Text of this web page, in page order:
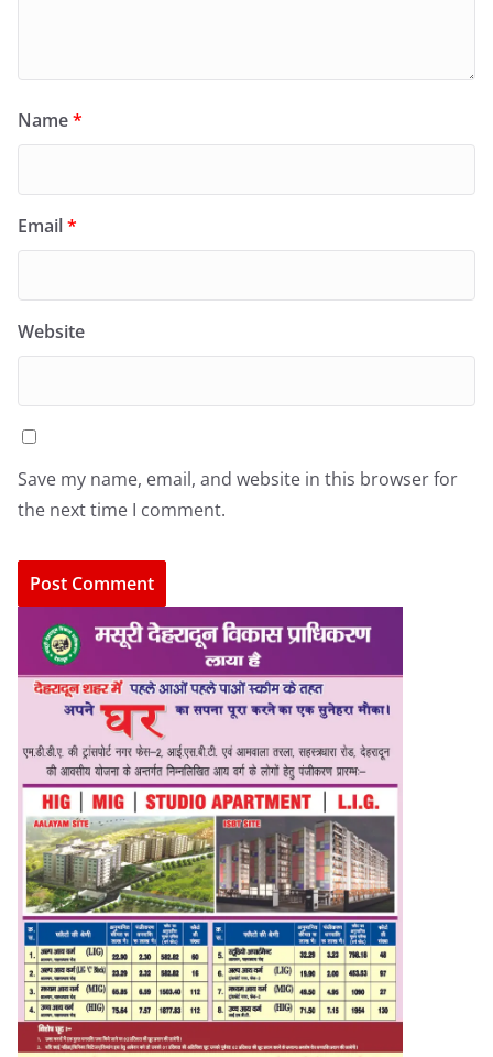
Name*
Email*
Website
Save my name, email, and website in this browser for
the next time I comment.